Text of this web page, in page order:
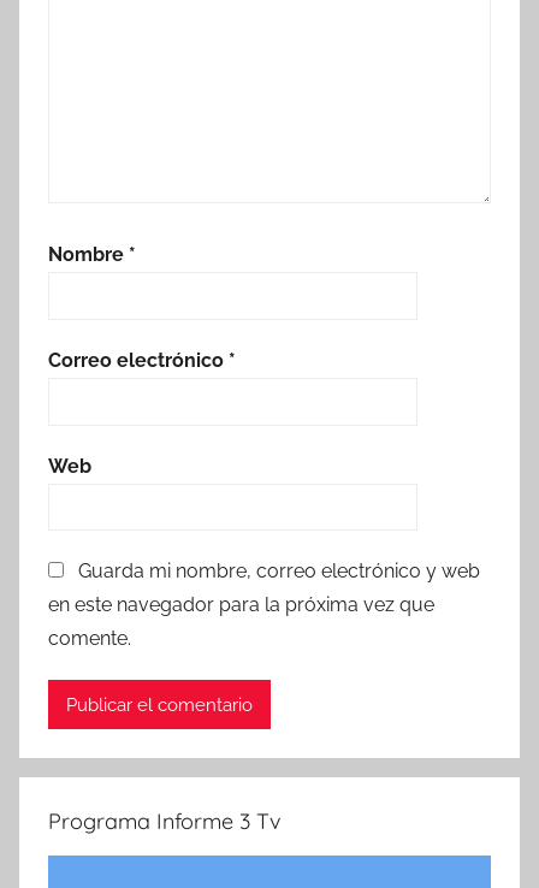
Nombre *
Correo electrónico *
Web
Guarda mi nombre, correo electrónico y web
en este navegador para la próxima vez que
comente.
Programa Informe 3 Tv